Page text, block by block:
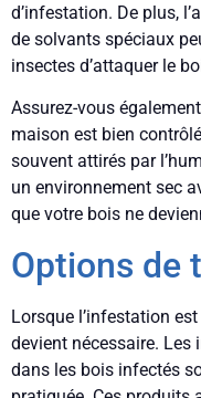
d’infestation. De plus,
de solvants spéciaux
insectes d’attaquer le
Assurez-vous
maison est bien
souvent attirés par
un environnement sec
que votre bois ne
Options de
Lorsque l’infestation
devient nécessaire.
dans les bois infectés